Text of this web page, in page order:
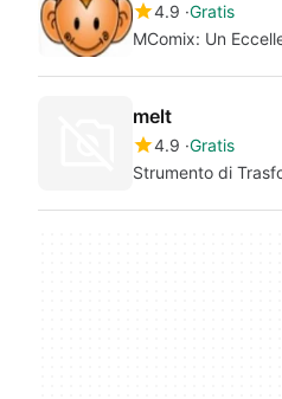
4.9 Gratis
MComix: Un
melt
4.9 Gratis
Strumento di